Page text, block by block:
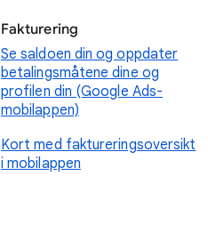
Fakturering
Se saldoen din og oppdater
betalingsmåtene dine og
profilen din (Google Ads-
mobilappen)
Kort med faktureringsoversikt
i mobilappen